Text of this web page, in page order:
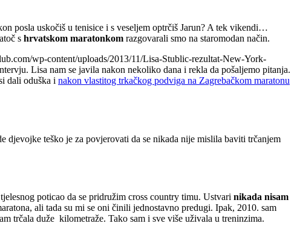
posla uskočiš u tenisice i s veseljem optrčiš Jarun? A tek vikendi…
s hrvatskom maratonkom razgovarali smo na staromodan način.
wp-content/uploads/2013/11/Lisa-Stublic-rezultat-New-York-
Lisa nam se javila nakon nekoliko dana i rekla da pošaljemo pitanja.
dali oduška i nakon vlastitog trkačkog podviga na Zagrebačkom maratonu
djevojke teško je za povjerovati da se nikada nije mislila baviti trčanjem
poticao da se pridružim cross country timu. Ustvari nikada nisam
ali tada su mi se oni činili jednostavno predugi. Ipak, 2010. sam
trčala duže kilometraže. Tako sam i sve više uživala u treninzima.